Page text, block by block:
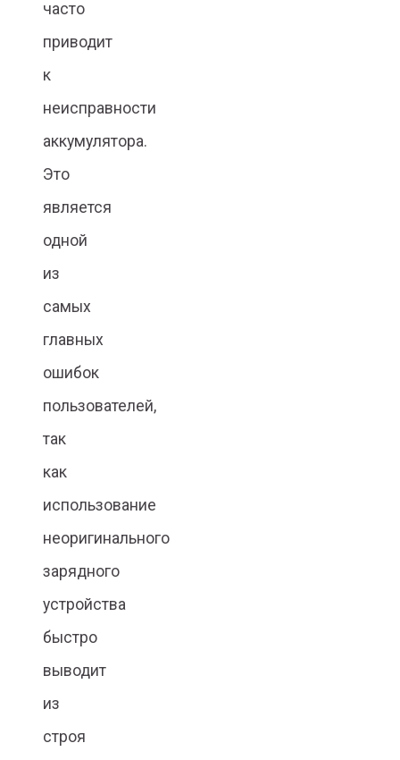
часто
приводит
к
неисправности
аккумулятора.
Это
является
одной
из
самых
главных
ошибок
пользователей,
так
как
использование
неоригинального
зарядного
устройства
быстро
выводит
из
строя